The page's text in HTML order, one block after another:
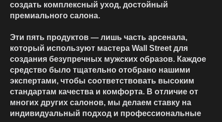
создать комплексный уход, достойный
премиального салона.
Эти пять продуктов — лишь часть арсенала,
который используют мастера Wall Street для
создания безупречных мужских образов. Каждое
средство было тщательно отобрано нашими
экспертами, чтобы соответствовать высоким
стандартам качества и комфорта. В отличие от
многих других салонов, мы делаем ставку на
индивидуальный подход и профессиональные